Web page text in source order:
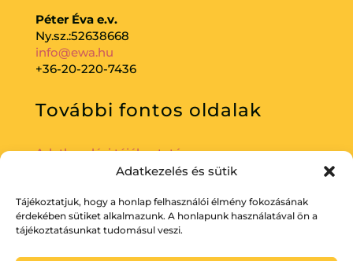
Adatkezelés és sütik
Tájékoztatjuk, hogy a honlap felhasználói élmény fokozásának
érdekében sütiket alkalmazunk. A honlapunk használatával ön a
tájékoztatásunkat tudomásul veszi.
Péter Éva e.v.
Ny.sz.:52638668
info@ewa.hu
+36-20-220-7436
További fontos oldalak
Adatkezelési tájékoztató